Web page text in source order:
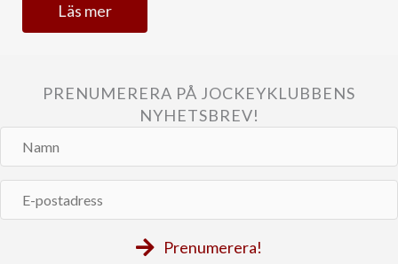
Läs mer
PRENUMERERA PÅ JOCKEYKLUBBENS
NYHETSBREV!
Namn
postadress
Prenumerera!